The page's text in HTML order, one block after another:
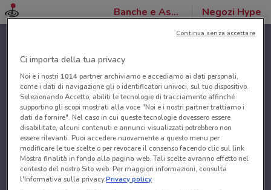
Banche e Assicurazioni Negozi Hype
Ci importa della tua privacy
Noi e i nostri 1014partner archiviamo e accediamo ai dati personali,
come i dati di navigazione gli o identificatori univoci, sul tuo dispositivo.
Selezionando Accetto, abiliti le tecnologie di tracciamento affinché
supportino gli scopi mostrati alla voce "Noi e i nostri partner trattiamo i
dati da fornire". Nel caso in cui queste tecnologie dovessero essere
disabilitate, alcuni contenuti e annunci visualizzati potrebbero non
essere rilevanti. Puoi accedere nuovamente a questo menu per
modificare le tue scelte o per revocare il consenso facendo clic sul link
Mostra finalità in fondo alla pagina web. Tali scelte avranno effetto nel
contesto del nostro Sito web. Per maggiori informazioni, consulta
l'Informativa sulla privacy.Privacy policy
Continua senza accettare